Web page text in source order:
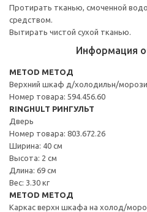
Протирать тканью, смоченной
средством.
Вытирать чистой сухой тканью.
Информация
METOD МЕТОД
Верхний шкаф д/холодильн/
Номер товара: 594.456.60
RINGHULT РИНГУЛЬТ
Дверь
Номер товара: 803.672.26
Ширина: 40 см
Высота: 2 см
Длина: 69 см
Вес: 3.30 кг
METOD МЕТОД
Каркас верхн шкафа на холод/